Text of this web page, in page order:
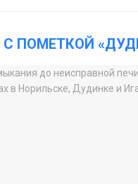
ПОМЕТКОЙ